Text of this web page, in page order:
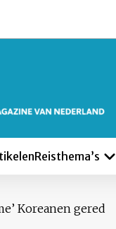
Reisthema’s
Koreanen gered